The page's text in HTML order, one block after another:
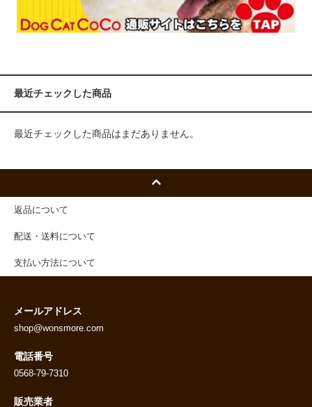
最近チェックした商品
最近チェックした商品はまだありません。
返品について
配送・送料について
支払い方法について
メールアドレス
shop@wonsmore.com
電話番号
0568-79-7310
販売業者